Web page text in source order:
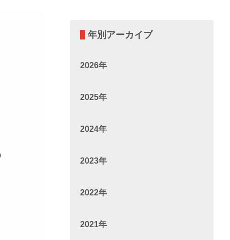
年別アーカイブ
2026年
2025年
2024年
2023年
2022年
2021年